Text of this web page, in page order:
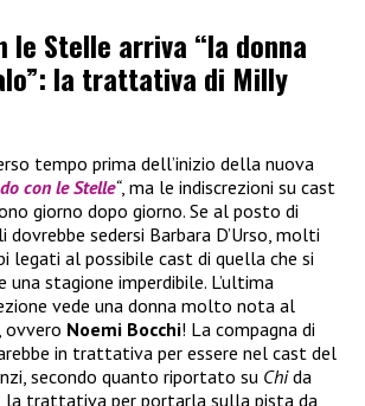
le Stelle arriva “la donna
la trattativa di Milly
tempo prima dell’inizio della nuova
con le Stelle“, ma le indiscrezioni su cast
giorno dopo giorno. Se al posto di
dovrebbe sedersi Barbara D’Urso, molti
legati al possibile cast di quella che si
una stagione imperdibile. L’ultima
vede una donna molto nota al
ovvero Noemi Bocchi! La compagna di
in trattativa per essere nel cast del
secondo quanto riportato su Chida
la trattativa per portarla sulla pista da